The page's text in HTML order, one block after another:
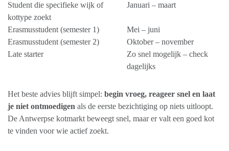
Student die specifieke wijk of
kottype zoekt
Januari – maart
Erasmusstudent (semester 1)
Mei – juni
Erasmusstudent (semester 2)
Oktober – november
Late starter
Zo snel mogelijk – check
dagelijks
Het beste advies blijft simpel: begin vroeg, reageer snel en laat
je niet ontmoedigen als de eerste bezichtiging op niets uitloopt.
De Antwerpse kotmarkt beweegt snel, maar er valt een goed kot
te vinden voor wie actief zoekt.